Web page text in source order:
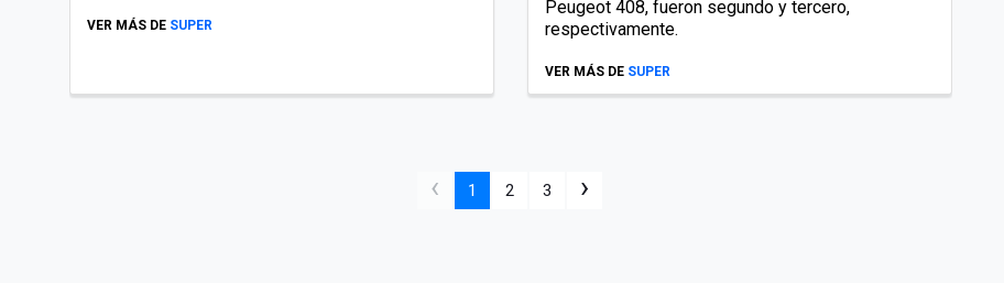
VER MÁS DE SUPER
Peugeot 408, fueron segundo y tercero,
respectivamente.
VER MÁS DE SUPER
‹ 1 2 3 ›